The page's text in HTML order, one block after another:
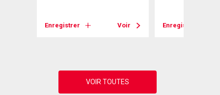
Enregistrer Voir Enregistrer